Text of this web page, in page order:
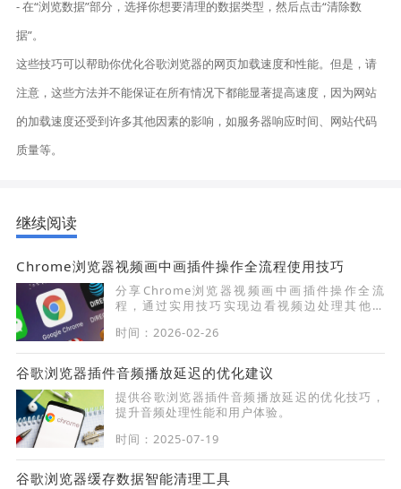
- 在“浏览数据”部分，选择你想要清理的数据类型，然后点击“清除数
据”。
这些技巧可以帮助你优化谷歌浏览器的网页加载速度和性能。但是，请
注意，这些方法并不能保证在所有情况下都能显著提高速度，因为网站
的加载速度还受到许多其他因素的影响，如服务器响应时间、网站代码
质量等。
继续阅读
Chrome浏览器视频画中画插件操作全流程使用技巧
分享Chrome浏览器视频画中画插件操作全流
程，通过实用技巧实现边看视频边处理其他任
时间：2026-02-26
谷歌浏览器插件音频播放延迟的优化建议
提供谷歌浏览器插件音频播放延迟的优化技巧，
提升音频处理性能和用户体验。
时间：2025-07-19
谷歌浏览器缓存数据智能清理工具